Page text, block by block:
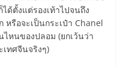
ด้ตั้งแต่รองเท้าไปจนถึง
รือจะเป็นกระเป๋า Chanel
หนของปลอม (ยกเว้นว่า
เทศจีนจริงๆ)